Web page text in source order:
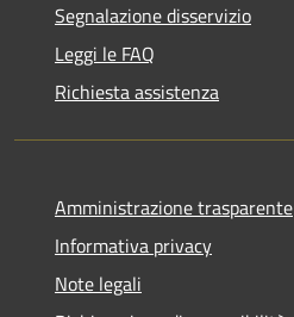
Segnalazione disservizio
Leggi le FAQ
Richiesta assistenza
Amministrazione trasparente
Informativa privacy
Note legali